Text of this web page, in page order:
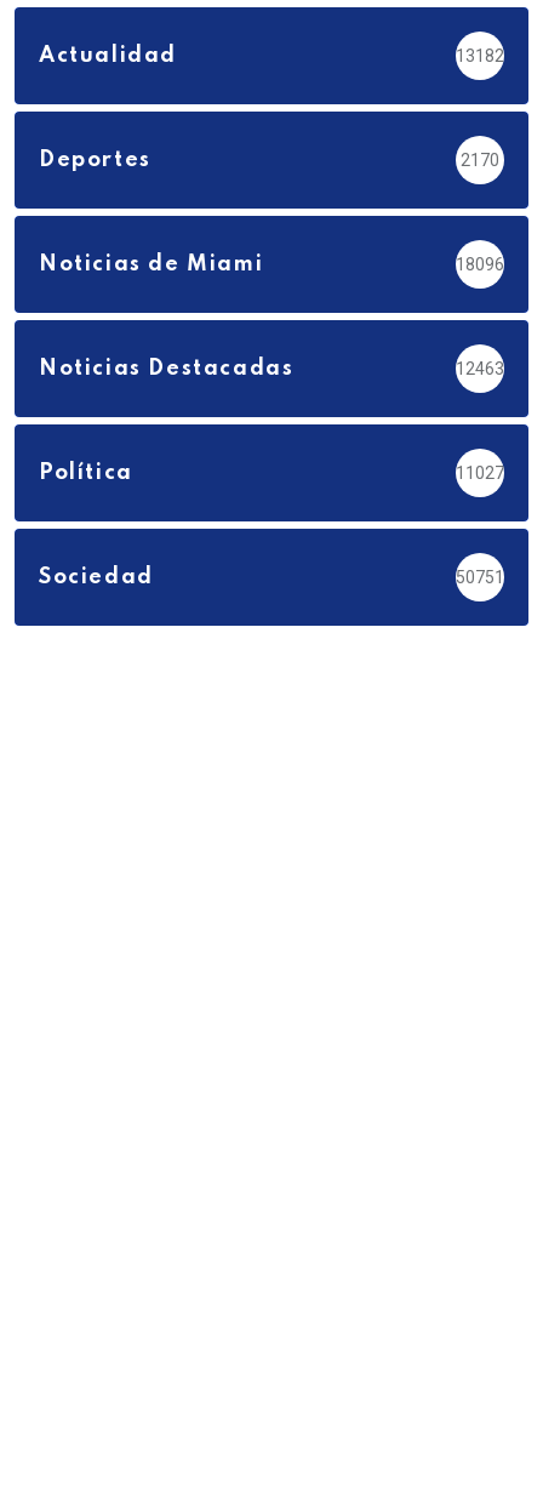
Actualidad 13182
Deportes 2170
Noticias de Miami 18096
Noticias Destacadas 12463
Política 11027
Sociedad 50751